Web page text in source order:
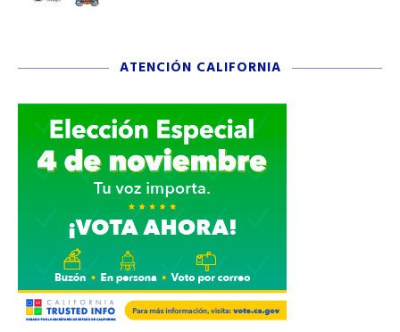
ATENCIÓN CALIFORNIA